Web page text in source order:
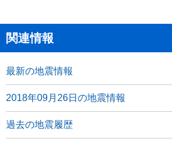
関連情報
最新の地震情報
2018年09月26日の地震情報
過去の地震履歴